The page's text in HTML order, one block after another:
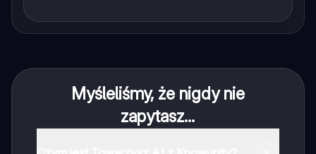
Myśleliśmy, że nigdy nie
zapytasz...